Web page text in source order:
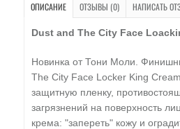
ОПИСАНИЕ ОТЗЫВЫ (0) НАПИСАТЬ
Dust and The City Face
Новинка от Тони Моли.
The City Face Locker King
защитную пленку,
загрязнений на поверхность
крема: "запереть" кожу и